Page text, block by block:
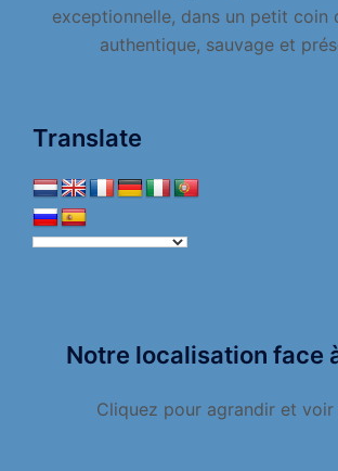
exceptionnelle, dans un petit coin
authentique, sauvage et
Translate
Notre localisation face
Cliquez pour agrandir et voir